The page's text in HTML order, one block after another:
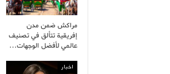
مراكش ضمن مدن
إفريقية تتألق في تصنيف
عالمي لأفضل الوجهات…
اخبار